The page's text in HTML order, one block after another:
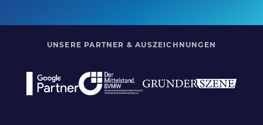
UNSERE PARTNER & AUSZEICHNUNGEN